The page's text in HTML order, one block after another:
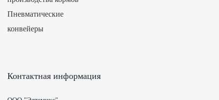
Пневматические
конвейеры
Контактная информация